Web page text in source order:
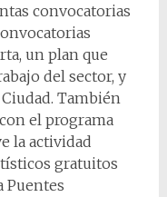
convocatorias
un plan que
del sector, y
También
el programa
la actividad
gratuitos
Puentes